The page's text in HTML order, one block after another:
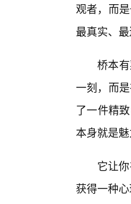
观者，而
最真实、最
桥本
一刻，而
了一件精
本身就是魅
它让
获得一种心